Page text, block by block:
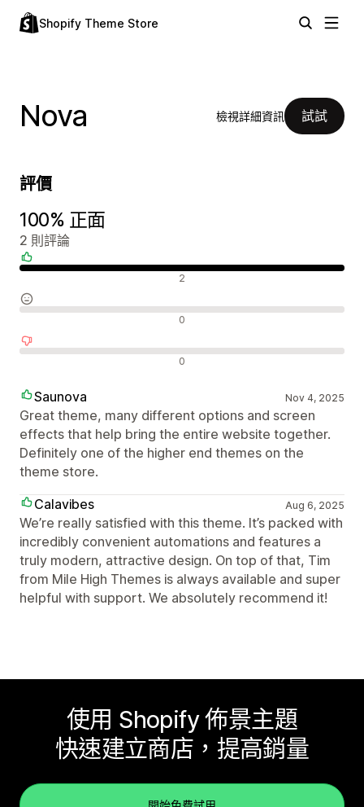
Shopify Theme Store
Nova 檢視詳細資訊 試試
評價
100% 正面
2 則評論
2
0
0
Saunova Nov 4, 2025
Great theme, many different options and screen
effects that help bring the entire website together.
Definitely one of the higher end themes on the
theme store.
Calavibes
Aug 6, 2025
We’re really satisfied with this theme. It’s packed with
incredibly convenient automations and features a
truly modern, attractive design. On top of that, Tim
from Mile High Themes is always available and super
helpful with support. We absolutely recommend it!
使用 Shopify 佈景主題
快速建立商店，提高銷量